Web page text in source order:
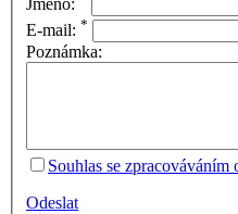
Jméno:
E-mail: *
Poznámka:
Souhlas se zpracováváním
Odeslat